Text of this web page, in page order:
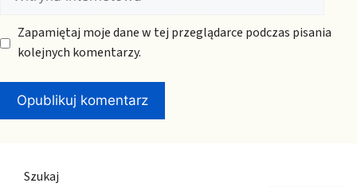
internetowa
Zapamiętaj moje dane w tej przeglądarce podczas pisania
kolejnych komentarzy.
Szukaj